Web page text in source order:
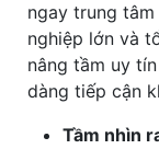
ngay trung
nghiệp lớn và
nâng tầm uy
dàng tiếp cận
Tầm nhìn